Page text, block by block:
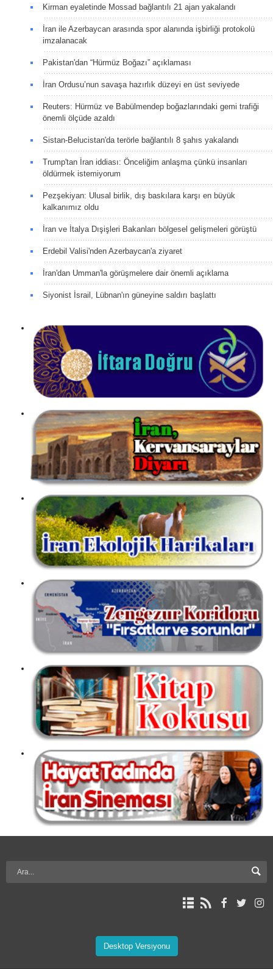
Kirman eyaletinde Mossad bağlantılı 21 ajan yakalandı
İran ile Azerbaycan arasında spor alanında işbirliği protokolü
imzalanacak
Pakistan'dan “Hürmüz Boğazı” açıklaması
İran Ordusu’nun savaşa hazırlık düzeyi en üst seviyede
Reuters: Hürmüz ve Babülmendep boğazlarındaki gemi trafiği
önemli ölçüde azaldı
Sistan-Belucistan'da terörle bağlantılı 8 şahıs yakalandı
Trump'tan İran iddiası: Önceliğim anlaşma çünkü insanları
öldürmek istemiyorum
Pezşekiyan: Ulusal birlik, dış baskılara karşı en büyük
kalkanımız oldu
İran ve İtalya Dışişleri Bakanları bölgesel gelişmeleri görüştü
Erdebil Valisi'nden Azerbaycan'a ziyaret
İran'dan Umman'la görüşmelere dair önemli açıklama
Siyonist İsrail, Lübnan'ın güneyine saldırı başlattı
Desktop Versiyonu